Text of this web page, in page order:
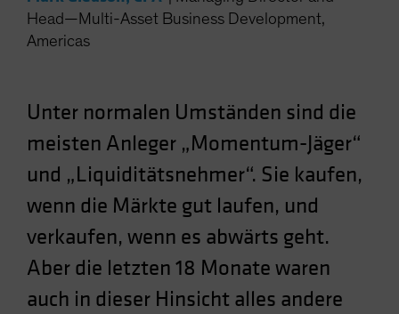
Poland
Portugal
Sweden
Switzerland
Taiwan - 台灣
UK
United States (US Citizens)
US (Non-US Citizens/NRC)
Head—Multi-Asset Business Development,
Americas
Unter normalen Umständen sind die
meisten Anleger „Momentum-Jäger“
und „Liquiditätsnehmer“. Sie kaufen,
wenn die Märkte gut laufen, und
verkaufen, wenn es abwärts geht.
Aber die letzten 18 Monate waren
auch in dieser Hinsicht alles andere